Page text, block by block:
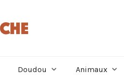
Doudou Animaux